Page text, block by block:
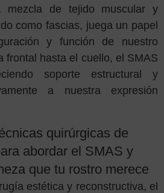
mezcla de tejido muscular y
como fascias, juega un papel
y función de nuestro
frontal hasta el cuello, el SMAS
soporte estructural y
a nuestra expresión
quirúrgicas de
abordar el SMAS y
que tu rostro merece
estética y reconstructiva, el